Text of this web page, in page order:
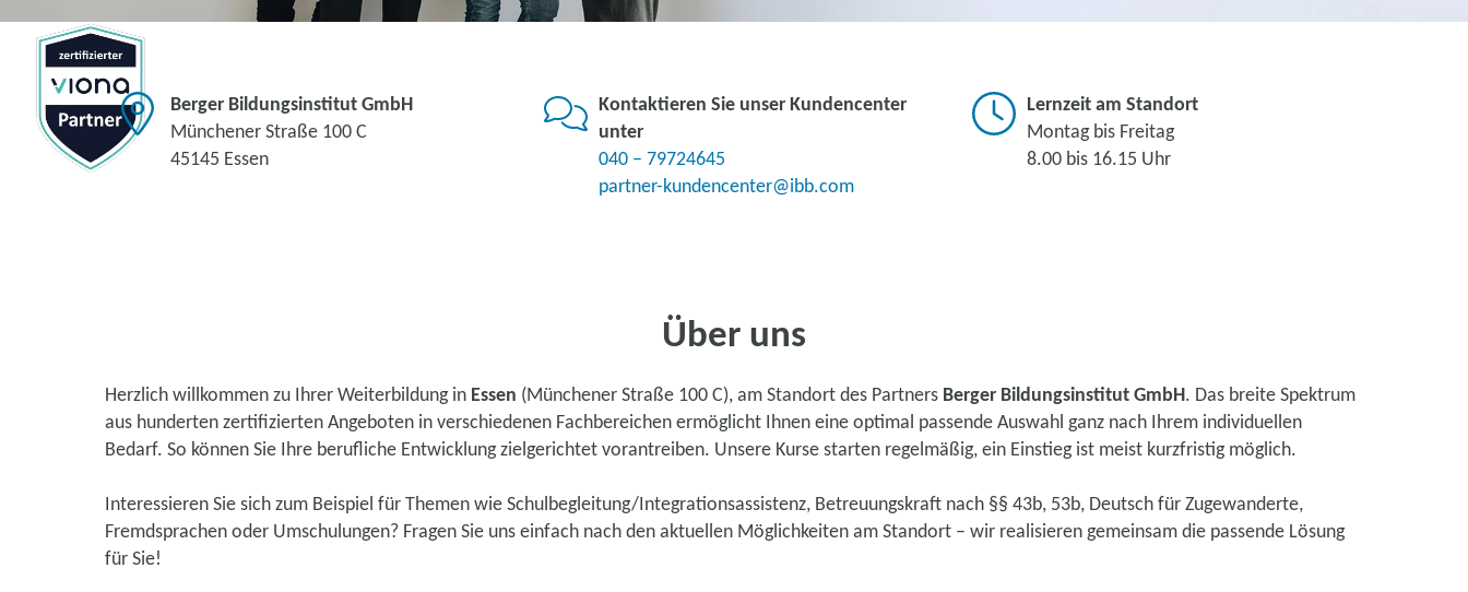
Berger Bildungsinstitut GmbH
Münchener Straße 100 C
45145 Essen
Kontaktieren Sie unser Kundencenter
unter
040 – 79724645
partner-kundencenter@ibb.com
Lernzeit am Standort
Montag bis Freitag
8.00 bis 16.15 Uhr
Über uns
Herzlich willkommen zu Ihrer Weiterbildung in Essen (Münchener Straße 100 C), am Standort des Partners Berger Bildungsinstitut GmbH. Das breite Spektrum
aus hunderten zertifizierten Angeboten in verschiedenen Fachbereichen ermöglicht Ihnen eine optimal passende Auswahl ganz nach Ihrem individuellen
Bedarf. So können Sie Ihre berufliche Entwicklung zielgerichtet vorantreiben. Unsere Kurse starten regelmäßig, ein Einstieg ist meist kurzfristig möglich.
Interessieren Sie sich zum Beispiel für Themen wie Schulbegleitung/Integrationsassistenz, Betreuungskraft nach §§ 43b, 53b, Deutsch für Zugewanderte,
Fremdsprachen oder Umschulungen? Fragen Sie uns einfach nach den aktuellen Möglichkeiten am Standort – wir realisieren gemeinsam die passende Lösung
für Sie!